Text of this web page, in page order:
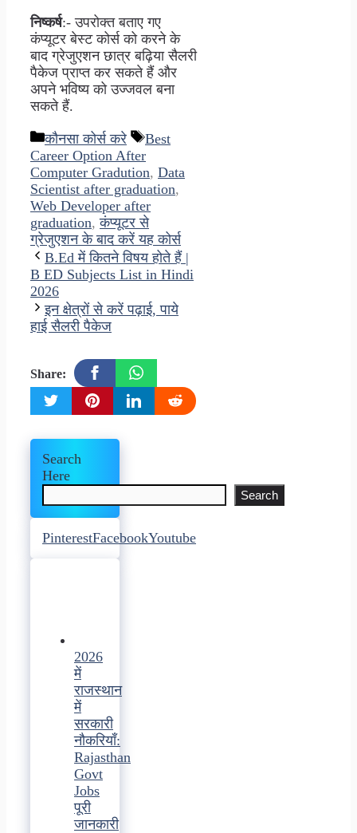
निष्कर्ष:- उपरोक्त बताए गए
कंप्यूटर बेस्ट कोर्स को करने के
बाद ग्रेजुएशन छात्र बढ़िया सैलरी
पैकेज प्राप्त कर सकते हैं और
अपने भविष्य को उज्जवल बना
सकते हैं.
Categories
कौनसा कोर्स करे Tags
Best
Career Option After
Computer Gradution, Data
Scientist after graduation,
Web Developer after
graduation,कंप्यूटर से
ग्रेजुएशन के बाद करें यह कोर्स
B.Ed में कितने विषय होते हैं |
B ED Subjects List in Hindi
2026
इन क्षेत्रों से करें पढ़ाई, पाये
हाई सैलरी पैकेज
Share:
Search
Here
Search
PinterestFacebookYoutube
2026
में
राजस्थान
में
सरकारी
नौकरियाँ:
Rajasthan
Govt
Jobs
पूरी
जानकारी